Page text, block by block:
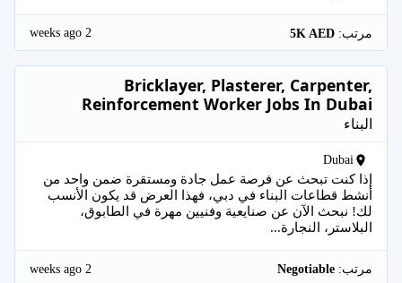
مرتب: 2 weeks ago
Bricklayer, Plasterer, Carpenter,
Reinforcement Worker Jobs In Dubai
البناء
Dubai
إذا كنت تبحث عن فرصة عمل جادة ومستقرة ضمن واحد من
أنشط قطاعات البناء في دبي، فهذا العرض قد يكون الأنسب
لك! نبحث الآن عن صنايعية وفنيين مهرة في الطابوق،
البلاستر، النجارة...
مرتب: 2 weeks ago